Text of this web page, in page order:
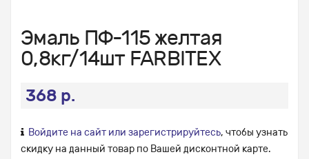
Эмаль ПФ-115 желтая
0,8кг/14шт FARBITEX
368 р.
Войдите на сайт или зарегистрируйтесь, чтобы узнать
скидку на данный товар по Вашей дисконтной карте.